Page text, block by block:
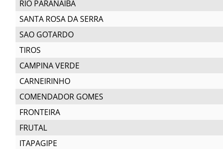
RIO PARANAIBA
SANTA ROSA DA SERRA
SAO GOTARDO
TIROS
CAMPINA VERDE
CARNEIRINHO
COMENDADOR GOMES
FRONTEIRA
FRUTAL
ITAPAGIPE